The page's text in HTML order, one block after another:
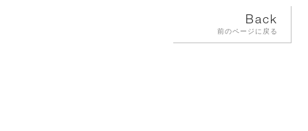
Back
前のページに戻る